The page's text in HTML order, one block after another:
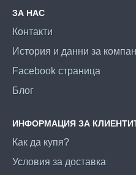
ЗА НАС
Контакти
История и данни за
Facebook страница
Блог
ИНФОРМАЦИЯ ЗА
Как да купя?
Условия за доставка